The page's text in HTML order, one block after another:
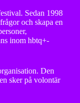
Sedan 1998
och skapa en
inom hbtq+-
Den
sker på volontär